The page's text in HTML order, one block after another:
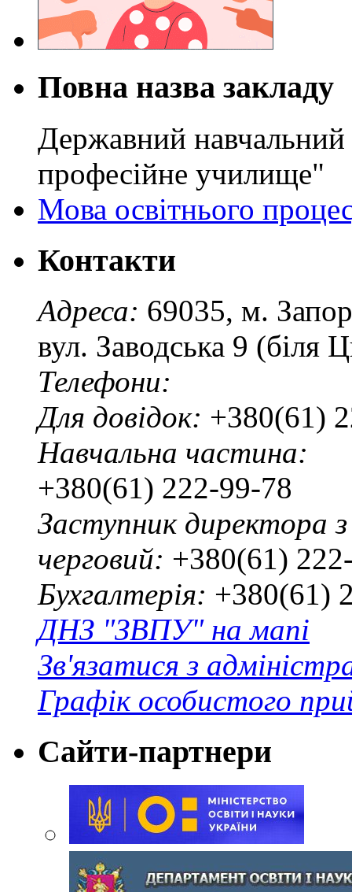
Повна назва закладу
Державний навчальний
професійне училище"
Мова освітнього
Контакти
Адреса: 69035, м.
вул. Заводська 9 (біля
Телефони:
Для довідок: +380(61)
Навчальна частина:
+380(61) 222-99-78
Заступник директора
черговий: +380(61)
Бухгалтерія: +380(61)
ДНЗ "ЗВПУ" на мапі
Зв'язатися з
Графік особистого
Сайти-партнери